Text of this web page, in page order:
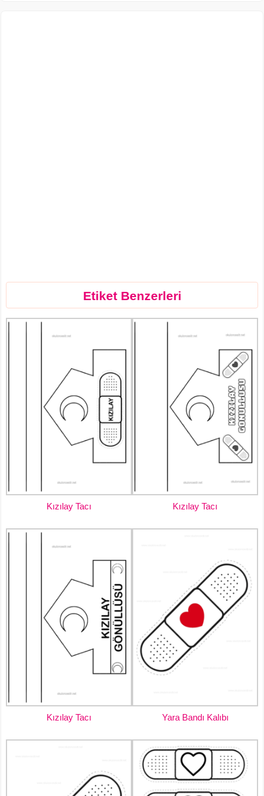
Etiket Benzerleri
Kızılay Tacı Kızılay Tacı
Kızılay Tacı Yara Bandı Kalıbı